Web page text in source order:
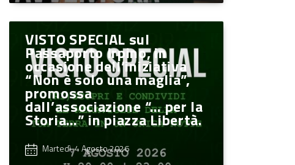
VISTO SPECIAL sul
Passaporto Irpino, in
occasione dell’iniziativa
“Non è solo una maglia”,
promossa
dall’associazione “… per la
Storia…” in piazza Libertà.
Martedì, 4 Agosto 2026